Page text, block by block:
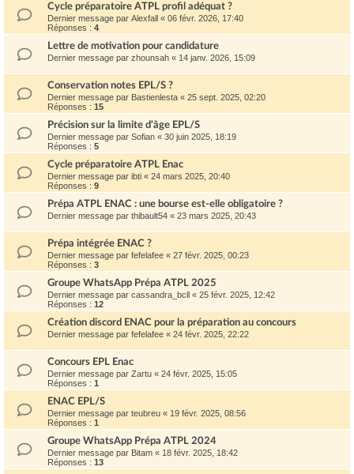
Cycle préparatoire ATPL profil adéquat ?
Dernier message par Alexfall « 06 févr. 2026, 17:40
Réponses : 4
Lettre de motivation pour candidature
Dernier message par zhounsah « 14 janv. 2026, 15:09
Conservation notes EPL/S ?
Dernier message par Bastienlesta « 25 sept. 2025, 02:20
Réponses : 15
Précision sur la limite d'âge EPL/S
Dernier message par Sofian « 30 juin 2025, 18:19
Réponses : 5
Cycle préparatoire ATPL Enac
Dernier message par ibti « 24 mars 2025, 20:40
Réponses : 9
Prépa ATPL ENAC : une bourse est-elle obligatoire ?
Dernier message par thibault54 « 23 mars 2025, 20:43
Prépa intégrée ENAC ?
Dernier message par fefelafee « 27 févr. 2025, 00:23
Réponses : 3
Groupe WhatsApp Prépa ATPL 2025
Dernier message par cassandra_bcll « 25 févr. 2025, 12:42
Réponses : 12
Création discord ENAC pour la préparation au concours
Dernier message par fefelafee « 24 févr. 2025, 22:22
Concours EPL Enac
Dernier message par Zartu « 24 févr. 2025, 15:05
Réponses : 1
ENAC EPL/S
Dernier message par teubreu « 19 févr. 2025, 08:56
Réponses : 1
Groupe WhatsApp Prépa ATPL 2024
Dernier message par Bitam « 18 févr. 2025, 18:42
Réponses : 13